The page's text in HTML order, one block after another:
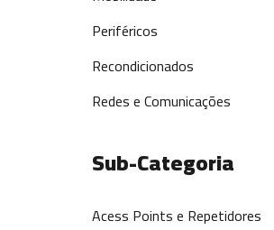
Periféricos
Recondicionados
Redes e Comunicações
Sub-Categoria
Acess Points e Repetidores